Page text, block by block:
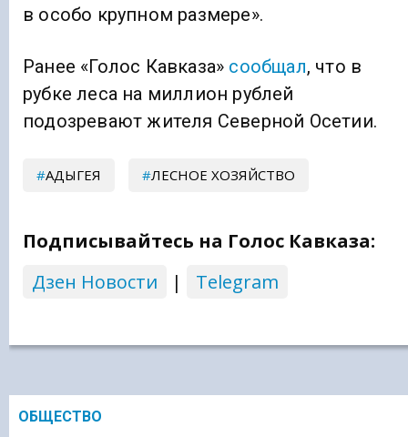
в особо крупном размере».
Ранее «Голос Кавказа» сообщал, что в
рубке леса на миллион рублей
подозревают жителя Северной Осетии.
АДЫГЕЯ ЛЕСНОЕ ХОЗЯЙСТВО
Подписывайтесь на Голос Кавказа:
Дзен Новости
| Telegram
ОБЩЕСТВО